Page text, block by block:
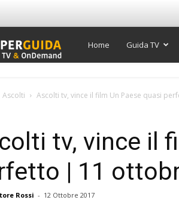
Super
Home Guida TV
Ascolti Ascolti tv, vince il film Un Paese quasi
tv, vince il
| 11
Rossi - 12 Ottobre 2017